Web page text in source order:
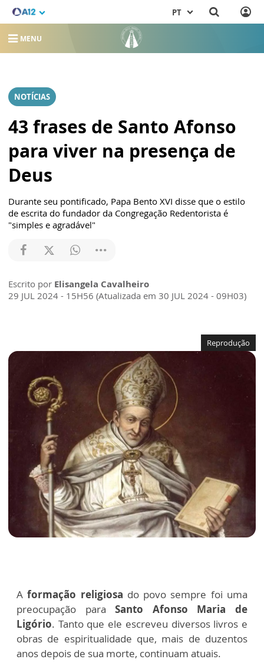
PT
MENU
NOTÍCIAS
43 frases de Santo Afonso
para viver na presença de
Deus
Durante seu pontificado, Papa Bento XVI disse que o estilo
de escrita do fundador da Congregação Redentorista é
"simples e agradável"
Escrito por Elisangela Cavalheiro
29 JUL 2024 - 15H56 (Atualizada em 30 JUL 2024 - 09H03)
Reprodução
Aformação religiosa do povo sempre foi uma
preocupação paraSanto Afonso Maria de
Ligório. Tanto que ele escreveu diversos livros e
obras de espiritualidade que, mais de duzentos
anos depois de sua morte, continuam atuais.